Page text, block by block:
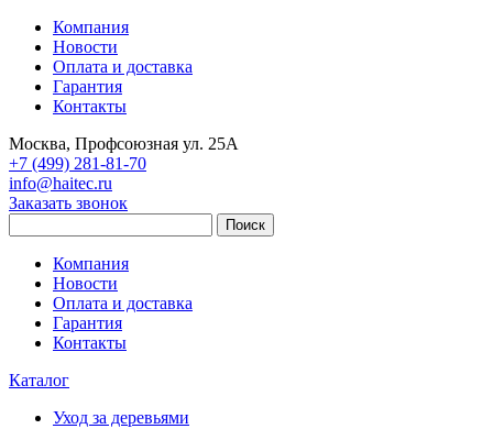
Компания
Новости
Оплата и доставка
Гарантия
Контакты
Москва, Профсоюзная ул. 25А
+7 (499) 281-81-70
info@haitec.ru
Заказать звонок
Поиск
Компания
Новости
Оплата и доставка
Гарантия
Контакты
Каталог
Уход за деревьями